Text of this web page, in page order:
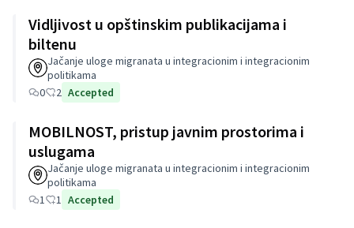
Vidljivost u opštinskim publikacijama i
biltenu
Jačanje uloge migranata u integracionim i integracionim
politikama
0
2 Accepted
MOBILNOST, pristup javnim prostorima i
uslugama
Jačanje uloge migranata u integracionim i integracionim
politikama
1
1 Accepted